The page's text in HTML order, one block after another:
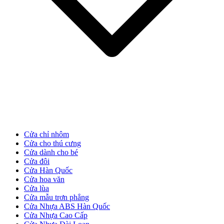
Cửa chỉ nhôm
Cửa cho thú cưng
Cửa dành cho bé
Cửa đôi
Cửa Hàn Quốc
Cửa hoa văn
Cửa lùa
Cửa mẫu trơn phẳng
Cửa Nhựa ABS Hàn Quốc
Cửa Nhựa Cao Cấp